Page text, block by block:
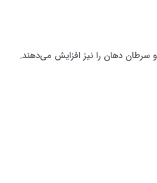
سرطان دهان را نیز افزایش می‌دهند.